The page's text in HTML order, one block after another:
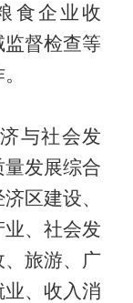
食企业收
督检查等
与社会发
发展综合
区建设、
、社会发
、旅游、广
、收入消